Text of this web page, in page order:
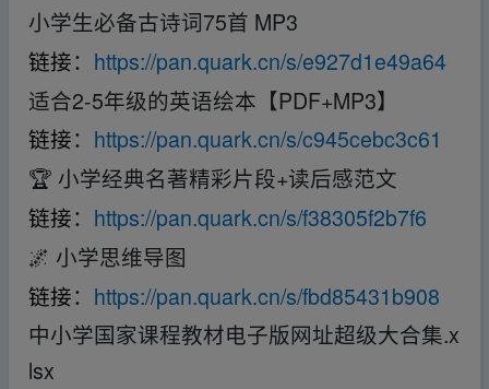
小学生必备古诗词75首 MP3
链接： https://pan.quark.cn/s/e927d1e49a64
适合2-5年级的英语绘本【PDF+MP3】
链接： https://pan.quark.cn/s/c945cebc3c61
🏆 小学经典名著精彩片段+读后感范文
链接： https://pan.quark.cn/s/f38305f2b7f6
🌌 小学思维导图
链接： https://pan.quark.cn/s/fbd85431b908
中小学国家课程教材电子版网址超级大合集.x
lsx